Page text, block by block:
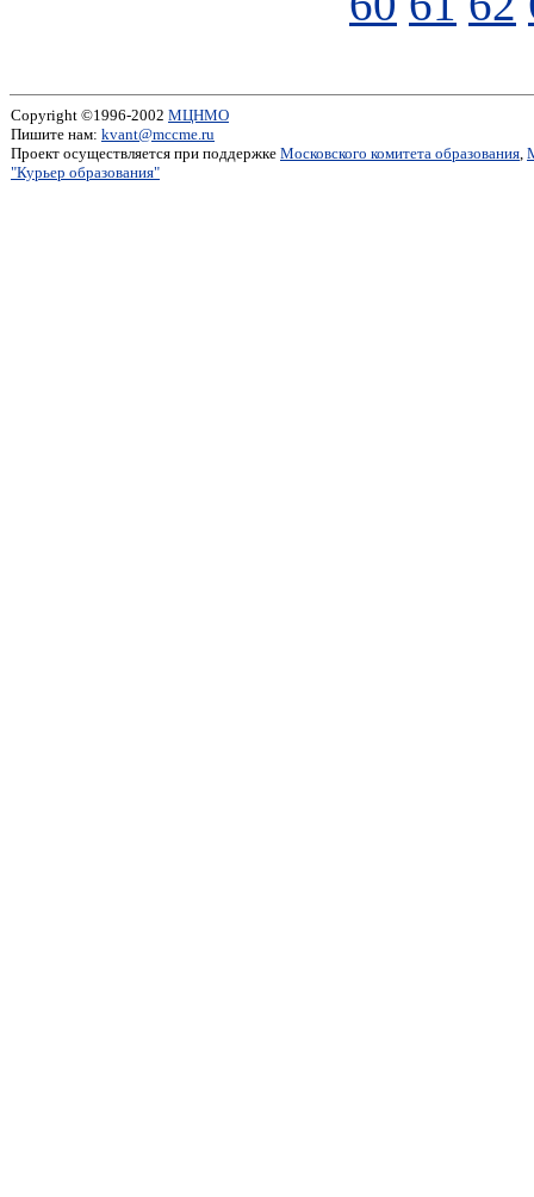
Copyright ©1996-2002 МЦНМО
Пишите нам: kvant@mccme.ru
Проект осуществляется при поддержке Московского комитета образования,
"Курьер образования"